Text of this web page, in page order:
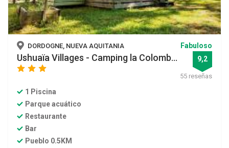
DORDOGNE, NUEVA AQUITANIA
Ushuaïa Villages - Camping la Colomb...
star star
Fabuloso
9,2
55 reseñas
1 Piscina
Parque acuático
Restaurante
Bar
Pueblo 0.5KM